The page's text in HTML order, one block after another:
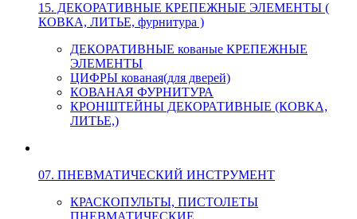
15. ДЕКОРАТИВНЫЕ КРЕПЕЖНЫЕ ЭЛЕМЕНТЫ (
КОВКА, ЛИТЬЕ, фурнитура )
ДЕКОРАТИВНЫЕ кованые КРЕПЕЖНЫЕ
ЭЛЕМЕНТЫ
ЦИФРЫ кованая(для дверей)
КОВАНАЯ ФУРНИТУРА
КРОНШТЕЙНЫ ДЕКОРАТИВНЫЕ (КОВКА,
ЛИТЬЕ,)
07. ПНЕВМАТИЧЕСКИЙ ИНСТРУМЕНТ
КРАСКОПУЛЬТЫ, ПИСТОЛЕТЫ
ПНЕВМАТИЧЕСКИЕ